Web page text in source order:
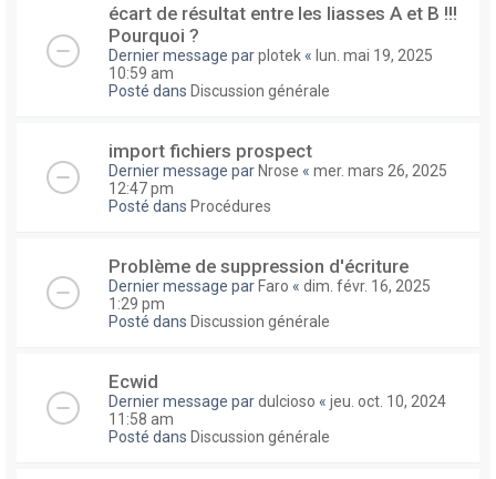
écart de résultat entre les liasses A et B !!!
Pourquoi ?
Dernier message parplotek « lun. mai 19, 2025
10:59 am
Posté dans Discussion générale
import fichiers prospect
Dernier message par Nrose « mer. mars 26, 2025
12:47 pm
Posté dans Procédures
Problème de suppression d'écriture
Dernier message par Faro « dim. févr. 16, 2025
1:29 pm
Posté dans Discussion générale
Ecwid
Dernier message pardulcioso « jeu. oct. 10, 2024
11:58 am
Posté dans Discussion générale